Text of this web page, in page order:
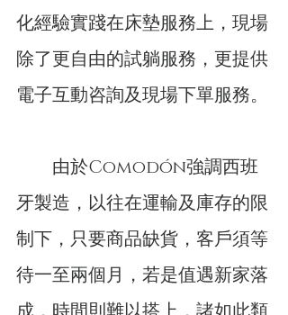
化經驗實踐在床墊服務上，現場
除了更自由的試躺服務，更提供
電子互動咨詢及現場下單服務。
由於Comodón強調西班
牙製造，以往在運輸及庫存的限
制下，只要商品缺貨，客戶須等
待一至兩個月，若是值遇新家落